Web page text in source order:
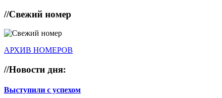
//Свежий номер
АРХИВ НОМЕРОВ
//Новости дня:
Выступили с успехом